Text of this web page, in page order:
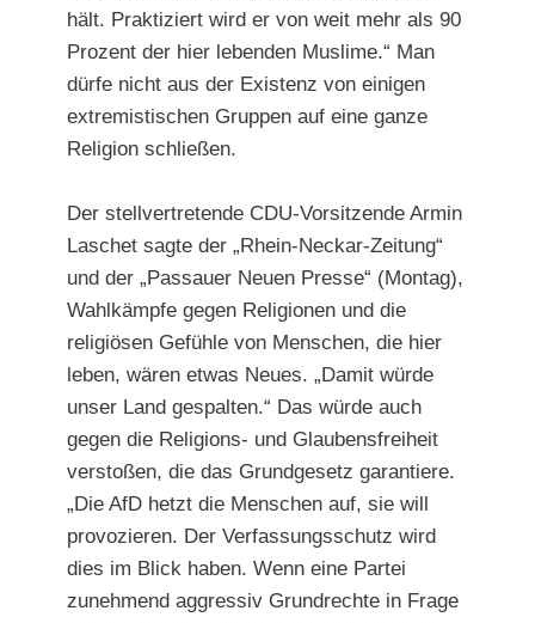
hält. Praktiziert wird er von weit mehr als 90
Prozent der hier lebenden Muslime.“ Man
dürfe nicht aus der Existenz von einigen
extremistischen Gruppen auf eine ganze
Religion schließen.
Der stellvertretende CDU-Vorsitzende Armin
Laschet sagte der „Rhein-Neckar-Zeitung“
und der „Passauer Neuen Presse“ (Montag),
Wahlkämpfe gegen Religionen und die
religiösen Gefühle von Menschen, die hier
leben, wären etwas Neues. „Damit würde
unser Land gespalten.“ Das würde auch
gegen die Religions- und Glaubensfreiheit
verstoßen, die das Grundgesetz garantiere.
„Die AfD hetzt die Menschen auf, sie will
provozieren. Der Verfassungsschutz wird
dies im Blick haben. Wenn eine Partei
zunehmend aggressiv Grundrechte in Frage